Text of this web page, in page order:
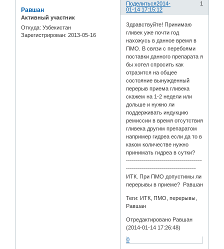
Поделиться 1
2014-
01-14 17:15:12
Равшан
Активный участник
Откуда: Узбекистан
Зарегистрирован: 2013-05-16
Здравствуйте! Принимаю
гливек уже почти год
нахожусь в данное время в
ПМО. В связи с перебоями
поставки данного препарата я
бы хотел спросить как
отразится на общее
состояние вынужденный
перерыв приема гливека
скажем на 1-2 недели или
дольше и нужно ли
поддерживать индукцию
ремиссии в время отсутствия
гливека другим препаратом
например гидреа если да то в
каком количестве нужно
принимать гидреа в сутки?
--------------------------------------
-----------------------------------
ИТК. При ПМО допустимы ли
перерывы в приеме? Равшан
Теги: ИТК, ПМО, перерывы,
Равшан
Отредактировано Равшан
(2014-01-14 17:26:48)
0